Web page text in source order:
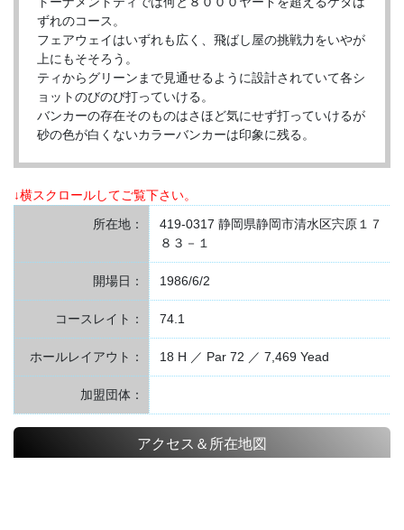
ずれのコース。
フェアウェイはいずれも広く、飛ばし屋の挑戦力をいやが
上にもそそろう。
ティからグリーンまで見通せるように設計されていて各シ
ョットのびのび打っていける。
バンカーの存在そのものはさほど気にせず打っていけるが
砂の色が白くないカラーバンカーは印象に残る。
↓横スクロールしてご覧下さい。
所在地：
419-0317 静岡県静岡市清水区宍原１７
８３－１
開場日： 1986/6/2
コースレイト： 74.1
ホールレイアウト： 18 H ／ Par 72 ／ 7,469 Yead
加盟団体：
アクセス＆所在地図